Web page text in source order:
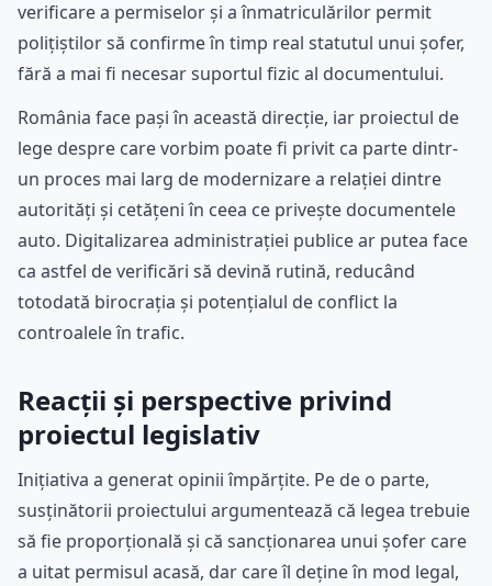
verificare a permiselor și a înmatriculărilor permit
polițiștilor să confirme în timp real statutul unui șofer,
fără a mai fi necesar suportul fizic al documentului.
România face pași în această direcție, iar proiectul de
lege despre care vorbim poate fi privit ca parte dintr-
un proces mai larg de modernizare a relației dintre
autorități și cetățeni în ceea ce privește documentele
auto. Digitalizarea administrației publice ar putea face
ca astfel de verificări să devină rutină, reducând
totodată birocrația și potențialul de conflict la
controalele în trafic.
Reacții și perspective privind
proiectul legislativ
Inițiativa a generat opinii împărțite. Pe de o parte,
susținătorii proiectului argumentează că legea trebuie
să fie proporțională și că sancționarea unui șofer care
a uitat permisul acasă, dar care îl deține în mod legal,